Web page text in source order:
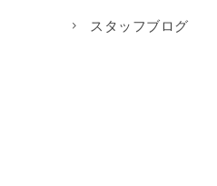
スタッフブログ